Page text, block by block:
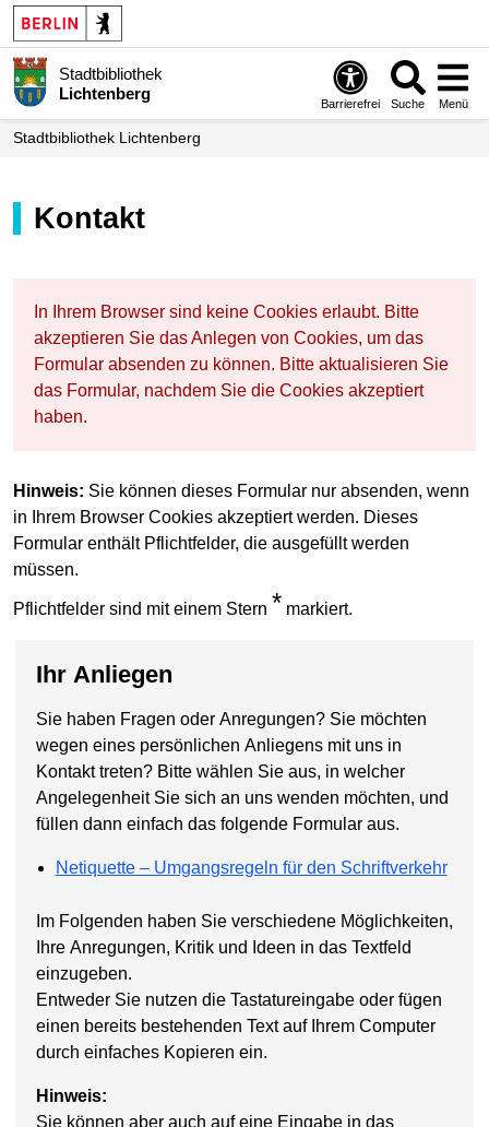
Stadtbibliothek
Lichtenberg
Barrierefrei Suche Menü
Stadt­bibliothek Lichtenberg
Kontakt
In Ihrem Browser sind keine Cookies erlaubt. Bitte
akzeptieren Sie das Anlegen von Cookies, um das
Formular absenden zu können. Bitte aktualisieren Sie
das Formular, nachdem Sie die Cookies akzeptiert
haben.
Hinweis: Sie können dieses Formular nur absenden, wenn
in Ihrem Browser Cookies akzeptiert werden. Dieses
Formular enthält Pflichtfelder, die ausgefüllt werden
müssen.
Pflichtfelder sind mit einem Stern * markiert.
Ihr Anliegen
Sie haben Fragen oder Anregungen? Sie möchten
wegen eines persönlichen Anliegens mit uns in
Kontakt treten? Bitte wählen Sie aus, in welcher
Angelegenheit Sie sich an uns wenden möchten, und
füllen dann einfach das folgende Formular aus.
Netiquette – Umgangsregeln für den Schriftverkehr
Im Folgenden haben Sie verschiedene Möglichkeiten,
Ihre Anregungen, Kritik und Ideen in das Textfeld
einzugeben.
Entweder Sie nutzen die Tastatureingabe oder fügen
einen bereits bestehenden Text auf Ihrem Computer
durch einfaches Kopieren ein.
Hinweis:
Sie können aber auch auf eine Eingabe in das